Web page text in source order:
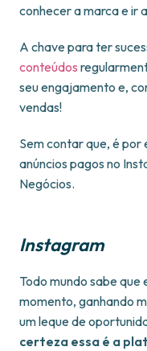
conhecer a marca e ir
A chave para ter
conteúdos
seu engajamento e,
vendas!
Sem contar que, é
anúncios pagos no
Negócios.
Instagram
Todo mundo sabe que
momento, ganhando
um leque de
certeza essa é a